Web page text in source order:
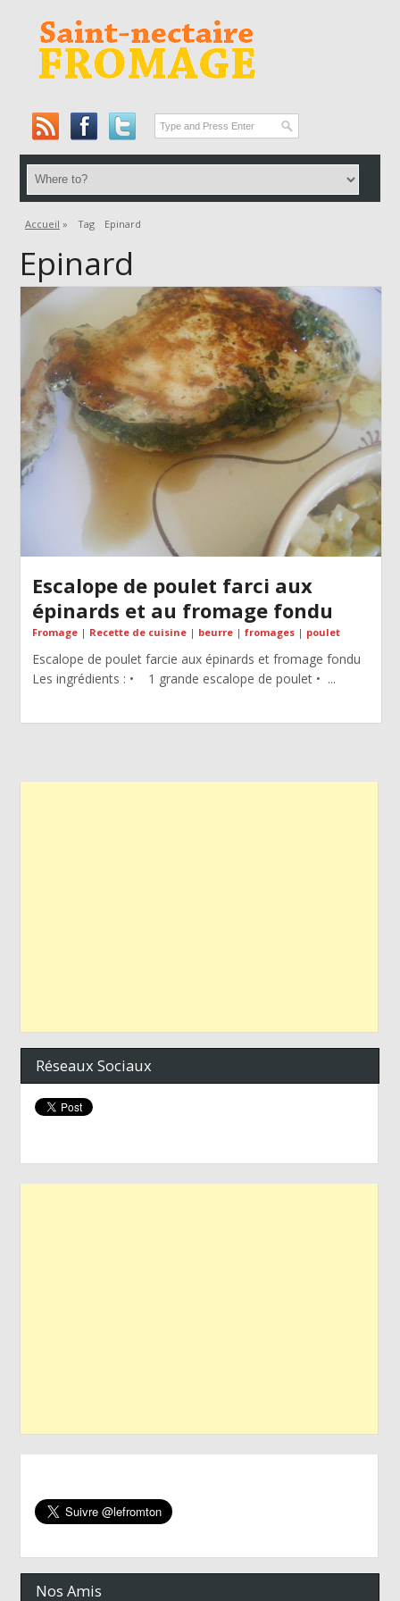
Accueil » Tag Epinard
Epinard
Escalope de poulet farci aux
épinards et au fromage fondu
Fromage| Recette de cuisine| beurre| fromages| poulet
Escalope de poulet farcie aux épinards et fromage fondu
Les ingrédients : • 1 grande escalope de poulet • ...
Réseaux Sociaux
Nos Amis